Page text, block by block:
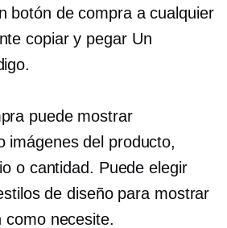
botón de compra a cualquier
copiar y pegarUn
puede mostrar
imágenes del producto,
o cantidad. Puede elegir
de diseño para mostrar
como necesite.